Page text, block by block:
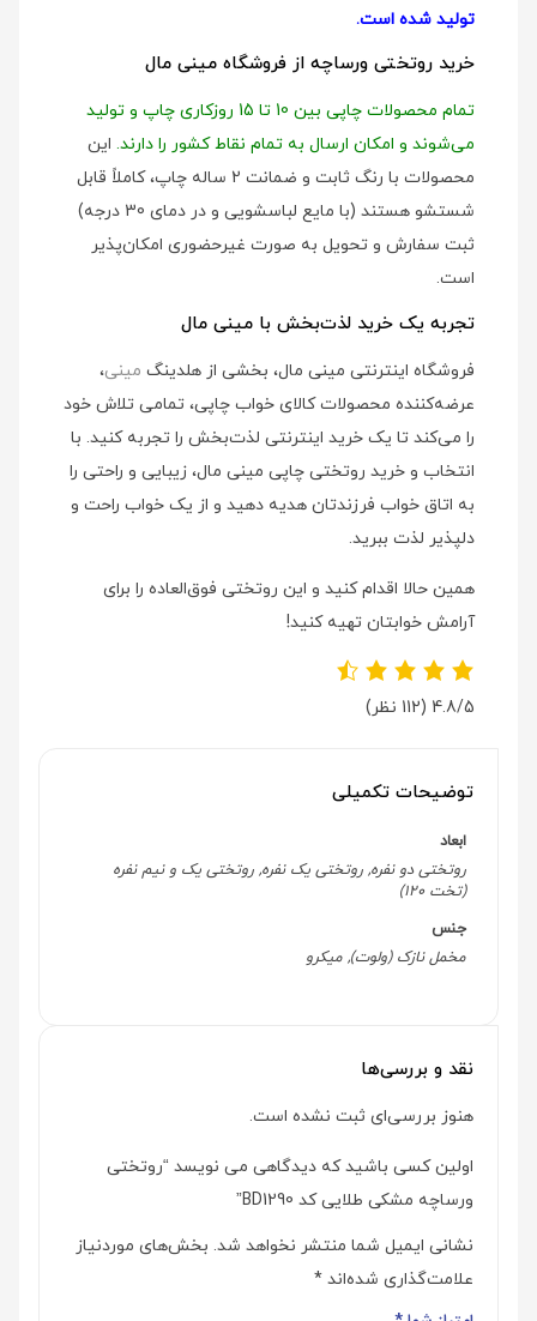
تولید شده است.
خرید روتختی ورساچه از فروشگاه مینی مال
تمام محصولات چاپی بین 10 تا 15 روزکاری چاپ و تولید
می‌شوند و امکان ارسال به تمام نقاط کشور را دارند. این
محصولات با رنگ ثابت و ضمانت 2 ساله چاپ، کاملاً قابل
شستشو هستند (با مایع لباسشویی و در دمای 30 درجه)
ثبت سفارش و تحویل به صورت غیرحضوری امکان‌پذیر
است.
تجربه یک خرید لذت‌بخش با مینی مال
فروشگاه اینترنتی مینی مال، بخشی از هلدینگ مینی،
عرضه‌کننده محصولات کالای خواب چاپی، تمامی تلاش خود
را می‌کند تا یک خرید اینترنتی لذت‌بخش را تجربه کنید. با
انتخاب و خرید روتختی چاپی مینی مال، زیبایی و راحتی را
به اتاق خواب فرزندتان هدیه دهید و از یک خواب راحت و
دلپذیر لذت ببرید.
همین حالا اقدام کنید و این روتختی فوق‌العاده را برای
آرامش خوابتان تهیه کنید!
4.8/5 (112 نظر)
توضیحات تکمیلی
ابعاد
روتختی دو نفره, روتختی یک نفره, روتختی یک و نیم نفره
(تخت 120)
جنس
مخمل نازک (ولوت), میکرو
نقد و بررسی‌ها
هنوز بررسی‌ای ثبت نشده است.
اولین کسی باشید که دیدگاهی می نویسد “روتختی
ورساچه مشکی طلایی کد BD1290”
نشانی ایمیل شما منتشر نخواهد شد. بخش‌های موردنیاز
علامت‌گذاری شده‌اند *